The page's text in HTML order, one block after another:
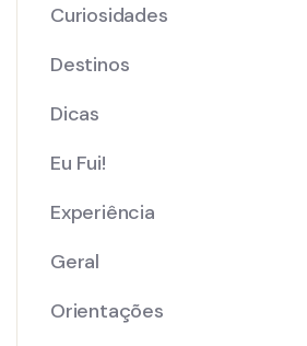
Curiosidades
Destinos
Dicas
Eu Fui!
Experiência
Geral
Orientações